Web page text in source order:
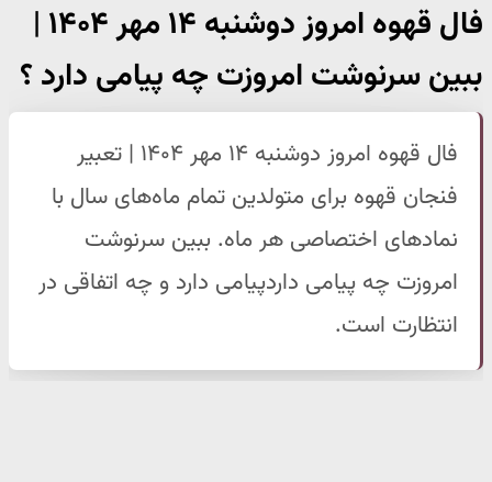
فال قهوه امروز دوشنبه ۱۴ مهر ۱۴۰۴ |
ببین سرنوشت امروزت چه پیامی دارد ؟
فال قهوه امروز دوشنبه ۱۴ مهر ۱۴۰۴ | تعبیر
فنجان قهوه برای متولدین تمام ماه‌های سال با
نمادهای اختصاصی هر ماه. ببین سرنوشت
امروزت چه پیامی داردپیامی دارد و چه اتفاقی در
انتظارت است.